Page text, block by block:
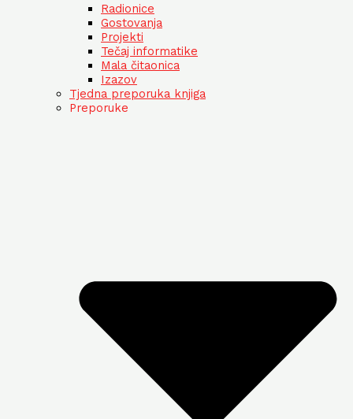
Radionice
Gostovanja
Projekti
Tečaj informatike
Mala čitaonica
Izazov
Tjedna preporuka knjiga
Preporuke